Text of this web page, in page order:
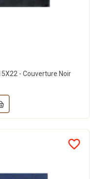
- Couverture Noir
favorite_border